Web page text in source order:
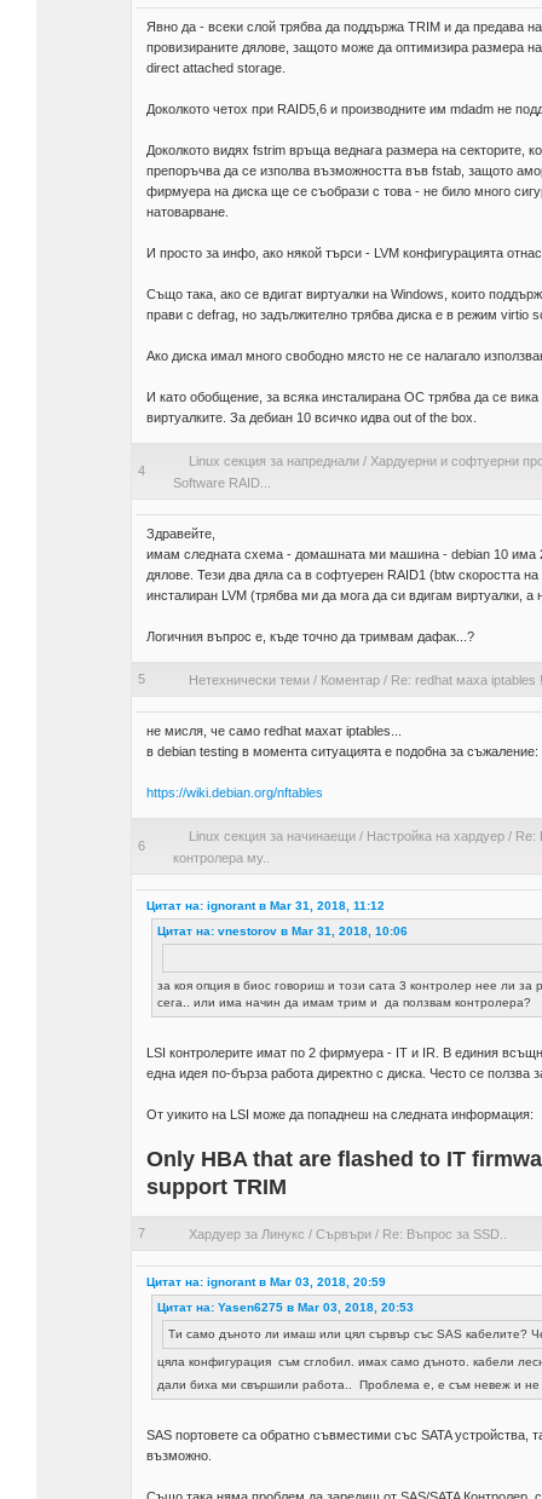
Явно да - всеки слой трябва да поддържа TRIM и да предава
провизираните дялове, защото може да оптимизира размера
direct attached storage.
Доколкото четох при RAID5,6 и производните им mdadm не
Доколкото видях fstrim връща веднага размера на секторите,
препоръчва да се изполва възможността във fstab, защото
фирмуера на диска ще се съобрази с това - не било много
натоварване.
И просто за инфо, ако някой търси - LVM конфигурацията
Също така, ако се вдигат виртуалки на Windows, които
прави с defrag, но задължително трябва диска е в режим virtio
Ако диска имал много свободно място не се налагало
И като обобщение, за всяка инсталирана ОС трябва да се
виртуалките. За дебиан 10 всичко идва out of the box.
4
Linux секция за напреднали/ Хардуерни и софтуерни
Software RAID...
Здравейте,
имам следната схема - домашната ми машина - debian 10 има
дялове. Тези два дяла са в софтуерен RAID1 (btw скоростта
инсталиран LVM (трябва ми да мога да си вдигам виртуалки,
Логичния въпрос е, къде точно да тримвам дафак...?
5 Нетехнически теми/ Коментар/ Re: redhat маха iptables !
не мисля, че само redhat махат iptables...
в debian testing в момента ситуацията е подобна за съжаление:
https://wiki.debian.org/nftables
6
Linux секция за начинаещи/ Настройка на хардуер/ Re:
контролера му..
Цитат на: ignorant в Mar 31, 2018, 11:12
Цитат на: vnestorov в Mar 31, 2018, 10:06
за коя опция в биос говориш и този сата 3 контролер нее ли
сега.. или има начин да имам трим и да ползвам контролера?
LSI контролерите имат по 2 фирмуера - IT и IR. В единия
една идея по-бърза работа директно с диска. Често се
От уикито на LSI може да попаднеш на следната информация:
Only HBA that are flashed to IT
support TRIM
7 Хардуер за Линукс / Сървъри/ Re: Въпрос за SSD..
Цитат на: ignorant в Mar 03, 2018, 20:59
Цитат на: Yasen6275 в Mar 03, 2018, 20:53
Ти само дъното ли имаш или цял сървър със SAS кабелите?
цяла конфигурация съм сглобил. имах само дъното. кабели
дали биха ми свършили работа.. Проблема е, е съм невеж и
SAS портовете са обратно съвместими със SATA
възможно.